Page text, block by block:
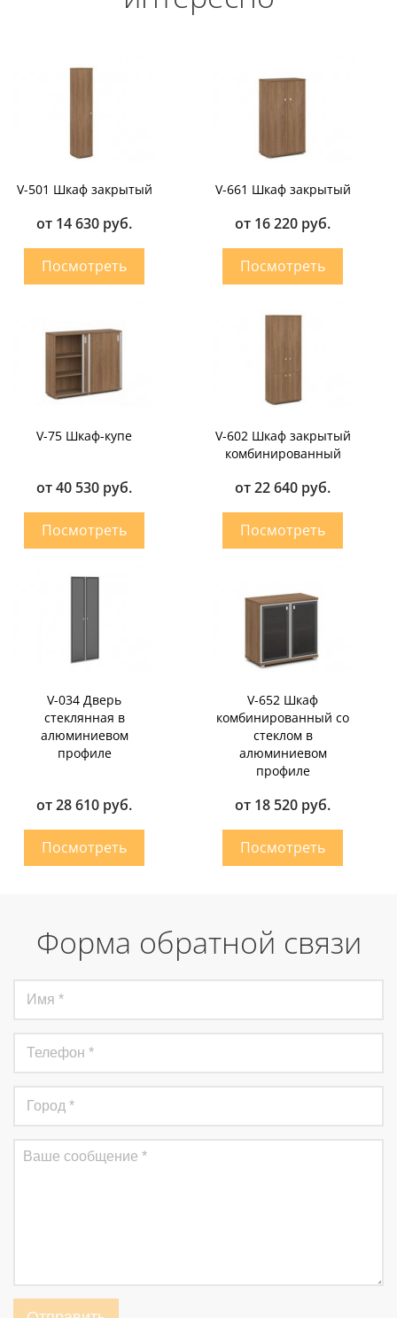
V-501 Шкаф закрытый
от 14 630 руб.
V-661 Шкаф закрытый
от 16 220 руб.
V-75 Шкаф-купе
от 40 530 руб.
V-602 Шкаф закрытый
комбинированный
от 22 640 руб.
V-034 Дверь
стеклянная в
алюминиевом
профиле
от 28 610 руб.
V-652 Шкаф
комбинированный со
стеклом в
алюминиевом
профиле
от 18 520 руб.
Форма обратной связи